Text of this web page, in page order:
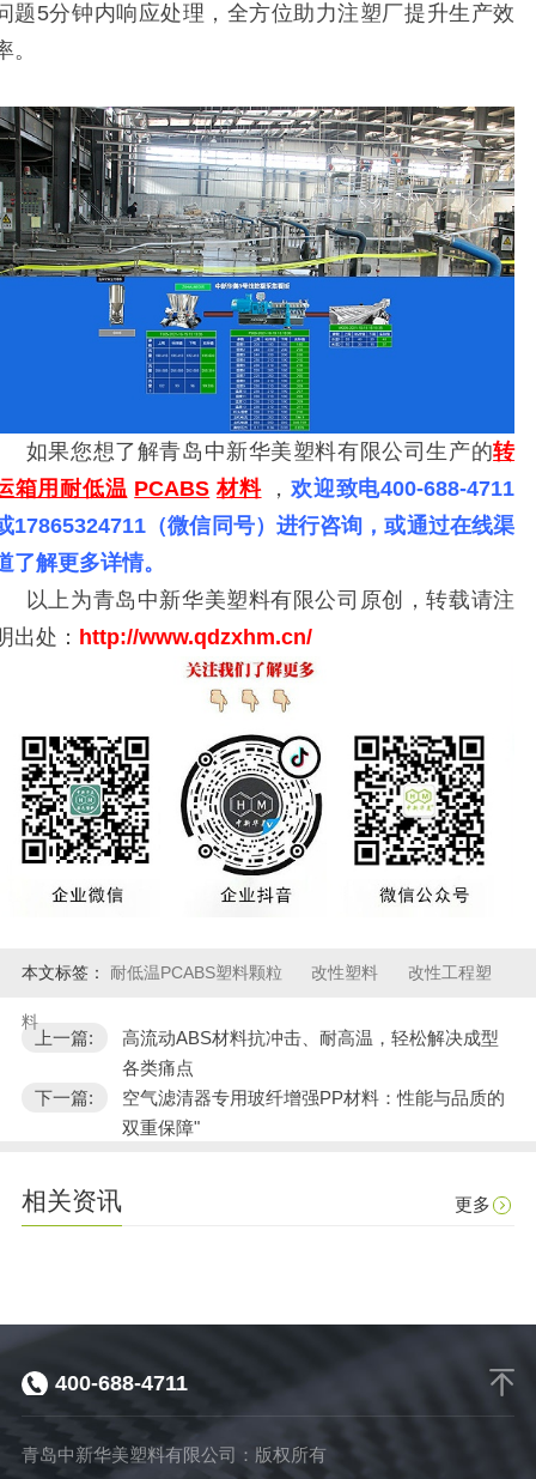
题5分钟内响应处理，全方位助力注塑厂提升生产效
。
如果您想了解青岛中新华美塑料有限公司生产的转
箱用耐低温 PCABS 材料 ，欢迎致电400-688-4711
17865324711（微信同号）进行咨询，或通过在线渠
了解更多详情。
以上为青岛中新华美塑料有限公司原创，转载请注
出处： http://www.qdzxhm.cn/
本文标签： 耐低温PCABS塑料颗粒 改性塑料 改性工程塑
料
上一篇:
高流动ABS材料抗冲击、耐高温，轻松解决成型
各类痛点
下一篇:
空气滤清器专用玻纤增强PP材料：性能与品质的
双重保障"
相关资讯 更多
400-688-4711
青岛中新华美塑料有限公司：版权所有